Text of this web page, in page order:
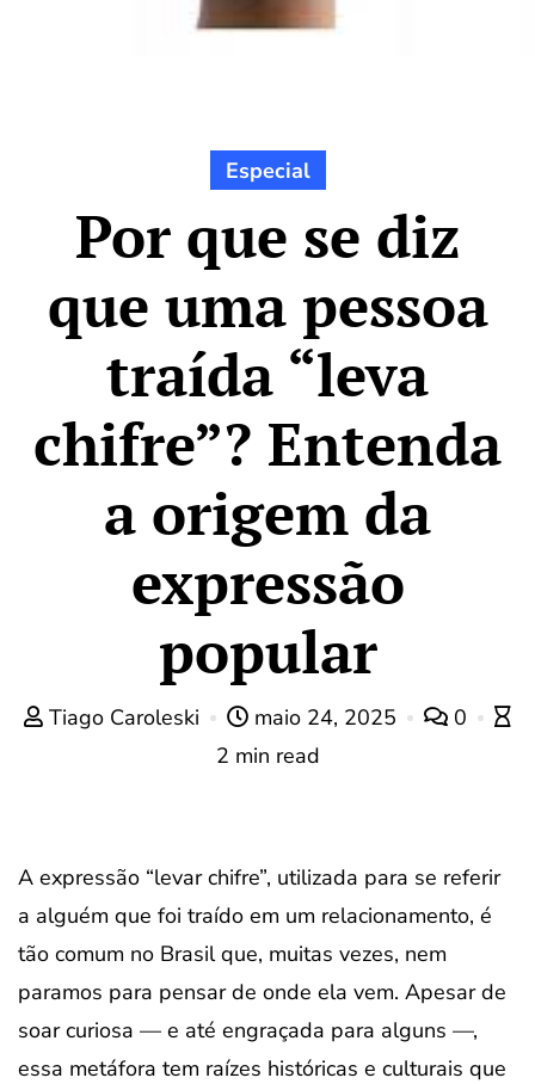
Especial
Por que se diz
que uma pessoa
traída “leva
chifre”? Entenda
a origem da
expressão
popular
Tiago Caroleski maio 24, 2025
0
2 min read
A expressão “levar chifre”, utilizada para se referir
a alguém que foi traído em um relacionamento, é
tão comum no Brasil que, muitas vezes, nem
paramos para pensar de onde ela vem. Apesar de
soar curiosa — e até engraçada para alguns —,
essa metáfora tem raízes históricas e culturais que